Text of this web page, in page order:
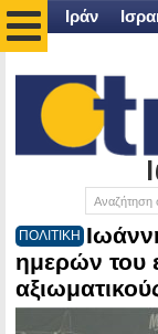
Ιράν
ΠΟΛΙΤΙΚΗ
ημερών του